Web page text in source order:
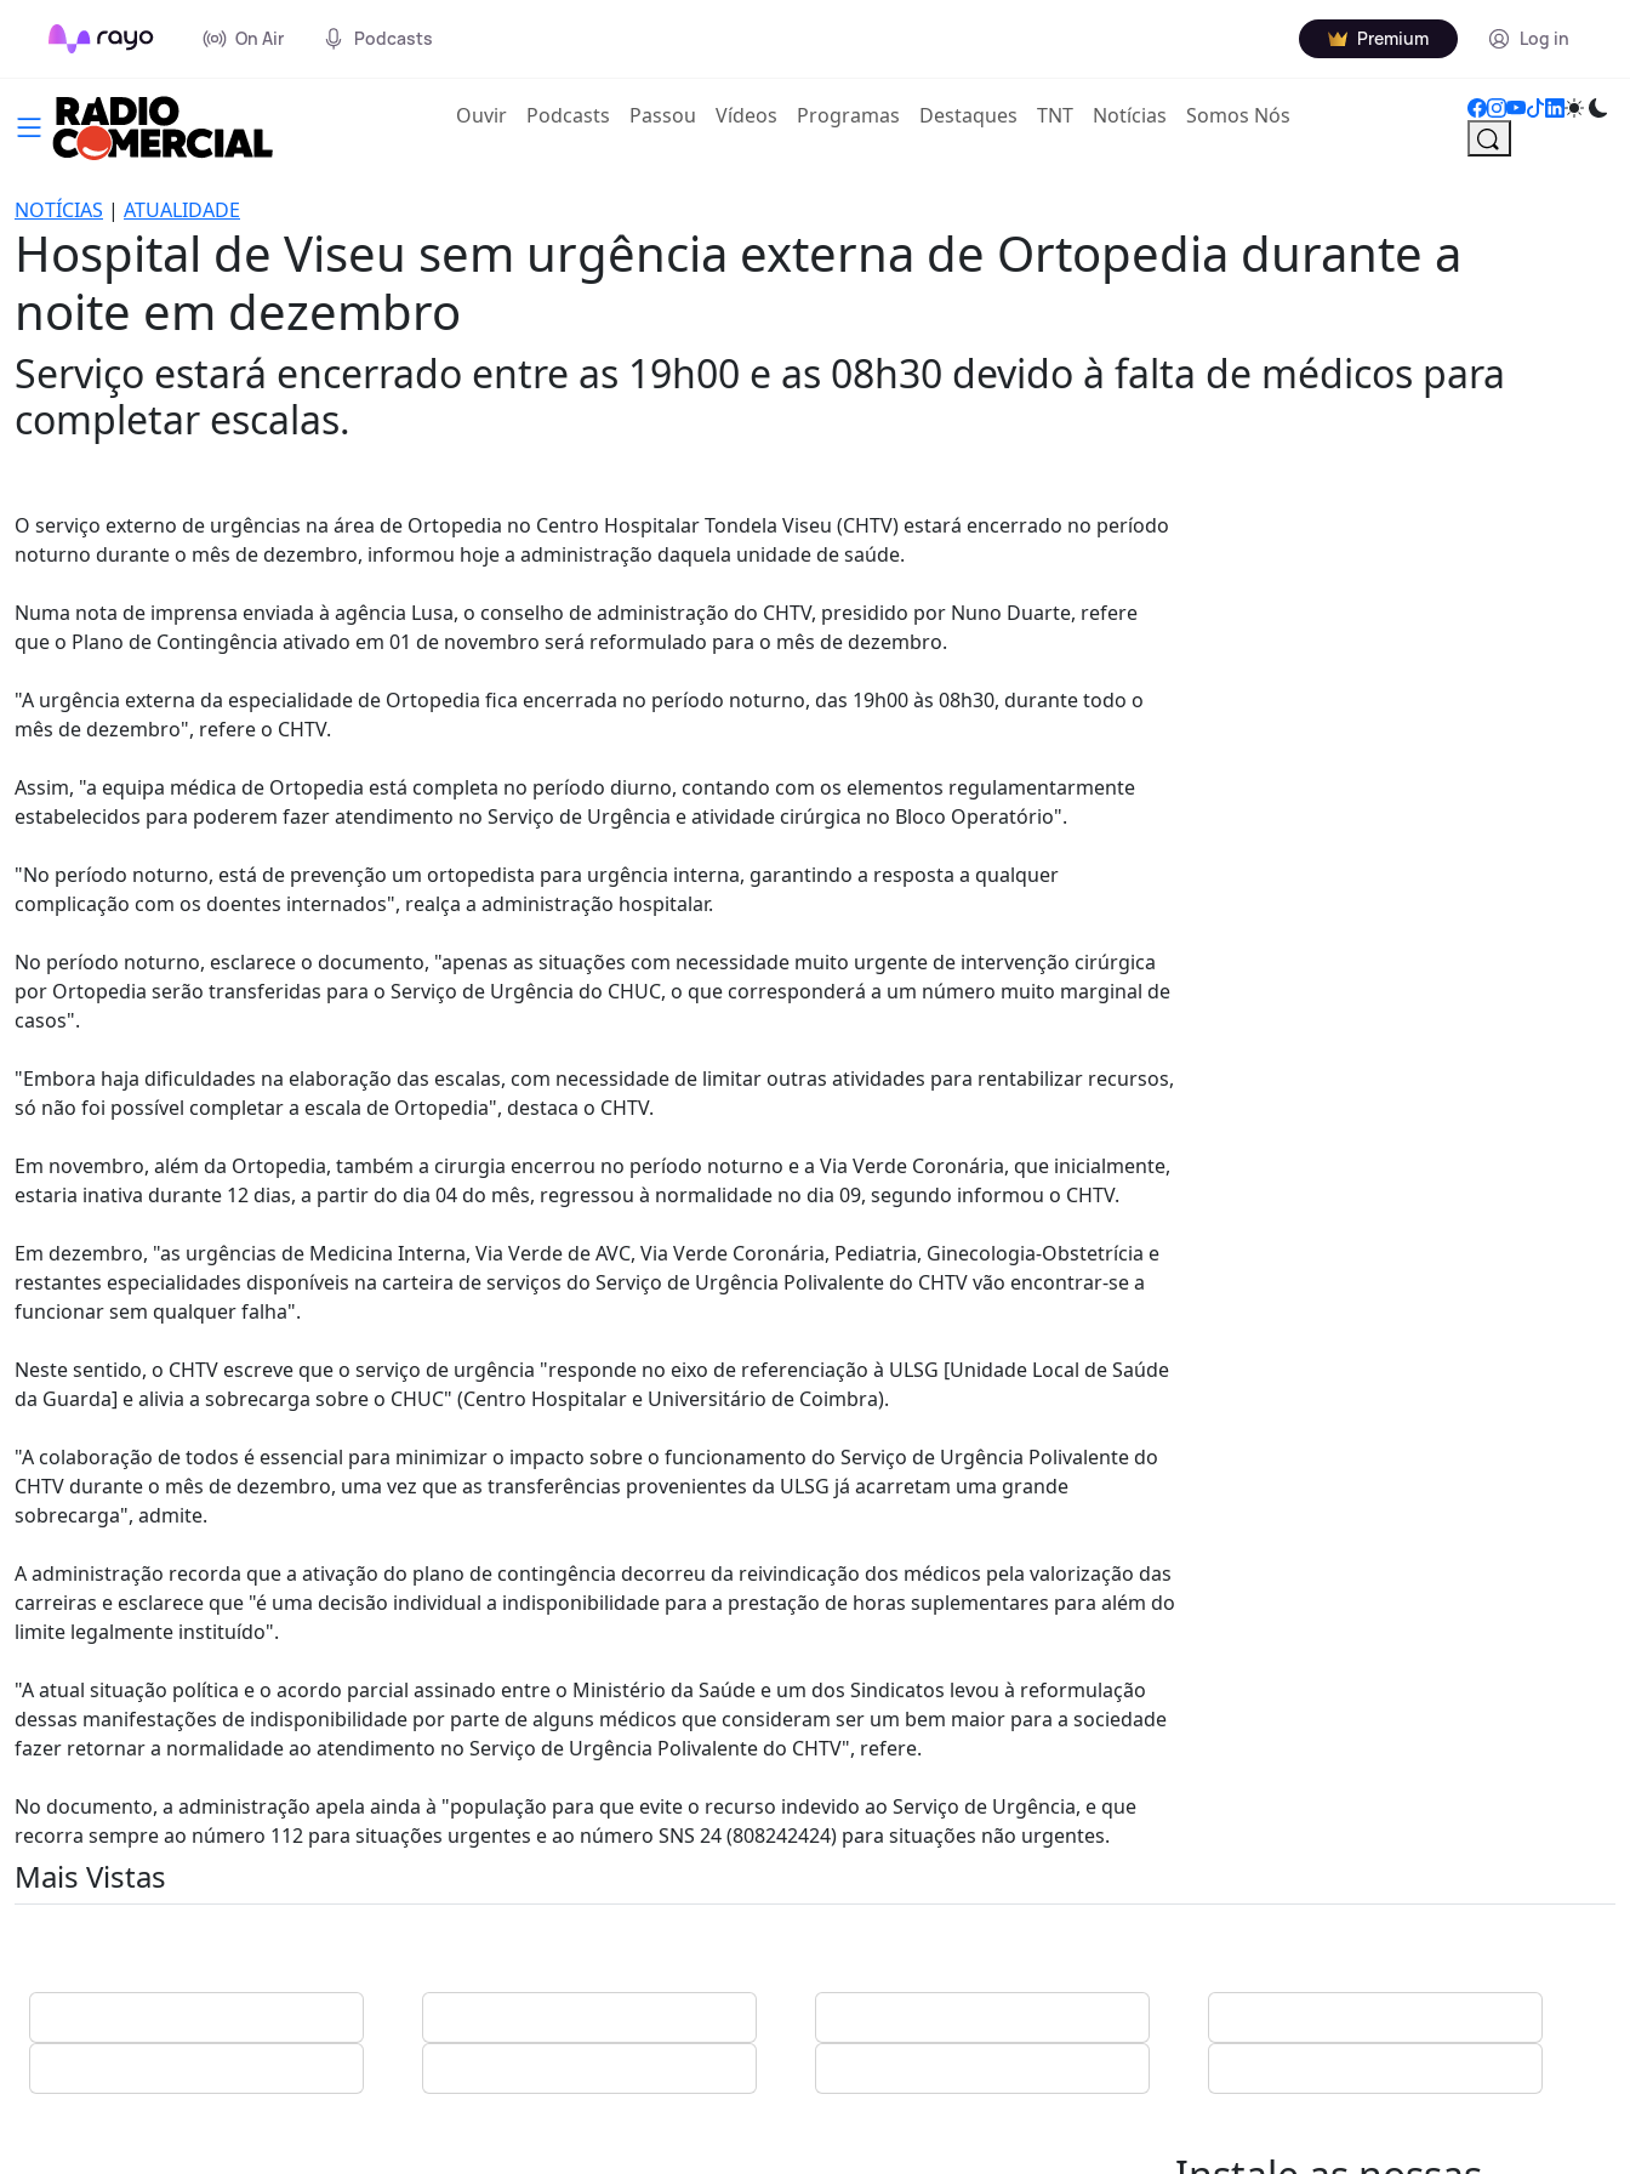
On Air Podcasts Premium Log in
Ouvir(current)
Podcasts Passou Vídeos Programas Destaques TNT Notícias Somos Nós
NOTÍCIAS | ATUALIDADE
Hospital de Viseu sem urgência externa de Ortopedia durante a
noite em dezembro
Serviço estará encerrado entre as 19h00 e as 08h30 devido à falta de médicos para
completar escalas.
O serviço externo de urgências na área de Ortopedia no Centro Hospitalar Tondela Viseu (CHTV) estará encerrado no período
noturno durante o mês de dezembro, informou hoje a administração daquela unidade de saúde.
Numa nota de imprensa enviada à agência Lusa, o conselho de administração do CHTV, presidido por Nuno Duarte, refere
que o Plano de Contingência ativado em 01 de novembro será reformulado para o mês de dezembro.
"A urgência externa da especialidade de Ortopedia fica encerrada no período noturno, das 19h00 às 08h30, durante todo o
mês de dezembro", refere o CHTV.
Assim, "a equipa médica de Ortopedia está completa no período diurno, contando com os elementos regulamentarmente
estabelecidos para poderem fazer atendimento no Serviço de Urgência e atividade cirúrgica no Bloco Operatório".
"No período noturno, está de prevenção um ortopedista para urgência interna, garantindo a resposta a qualquer
complicação com os doentes internados", realça a administração hospitalar.
No período noturno, esclarece o documento, "apenas as situações com necessidade muito urgente de intervenção cirúrgica
por Ortopedia serão transferidas para o Serviço de Urgência do CHUC, o que corresponderá a um número muito marginal de
casos".
"Embora haja dificuldades na elaboração das escalas, com necessidade de limitar outras atividades para rentabilizar recursos,
só não foi possível completar a escala de Ortopedia", destaca o CHTV.
Em novembro, além da Ortopedia, também a cirurgia encerrou no período noturno e a Via Verde Coronária, que inicialmente,
estaria inativa durante 12 dias, a partir do dia 04 do mês, regressou à normalidade no dia 09, segundo informou o CHTV.
Em dezembro, "as urgências de Medicina Interna, Via Verde de AVC, Via Verde Coronária, Pediatria, Ginecologia-Obstetrícia e
restantes especialidades disponíveis na carteira de serviços do Serviço de Urgência Polivalente do CHTV vão encontrar-se a
funcionar sem qualquer falha".
Neste sentido, o CHTV escreve que o serviço de urgência "responde no eixo de referenciação à ULSG [Unidade Local de Saúde
da Guarda] e alivia a sobrecarga sobre o CHUC" (Centro Hospitalar e Universitário de Coimbra).
"A colaboração de todos é essencial para minimizar o impacto sobre o funcionamento do Serviço de Urgência Polivalente do
CHTV durante o mês de dezembro, uma vez que as transferências provenientes da ULSG já acarretam uma grande
sobrecarga", admite.
A administração recorda que a ativação do plano de contingência decorreu da reivindicação dos médicos pela valorização das
carreiras e esclarece que "é uma decisão individual a indisponibilidade para a prestação de horas suplementares para além do
limite legalmente instituído".
"A atual situação política e o acordo parcial assinado entre o Ministério da Saúde e um dos Sindicatos levou à reformulação
dessas manifestações de indisponibilidade por parte de alguns médicos que consideram ser um bem maior para a sociedade
fazer retornar a normalidade ao atendimento no Serviço de Urgência Polivalente do CHTV", refere.
No documento, a administração apela ainda à "população para que evite o recurso indevido ao Serviço de Urgência, e que
recorra sempre ao número 112 para situações urgentes e ao número SNS 24 (808242424) para situações não urgentes.
Mais Vistas